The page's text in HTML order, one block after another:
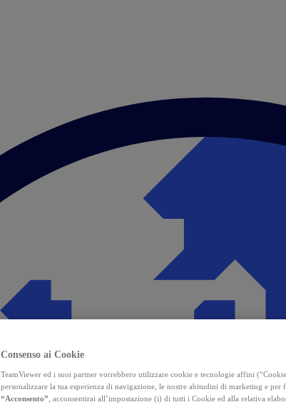
Consenso ai Cookie
TeamViewer ed i suoi partner vorrebbero utilizzare cookie e tecnologie affini
personalizzare la tua esperienza di navigazione, le nostre abitudini di marketing e per
“Acconsento” , acconsentirai all’impostazione (i) di tutti i Cookie ed alla relativa